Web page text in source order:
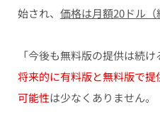
始され、 価格は月額20ドル（
「今後も無料版の提供は続
将来的に有料版と無料版で
可能性は少なくありません。